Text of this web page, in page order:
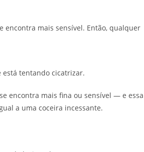
encontra mais sensível. Então, qualquer
está tentando cicatrizar.
encontra mais fina ou sensível — e essa
a uma coceira incessante.